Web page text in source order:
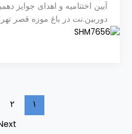
آیین اختتامیه و اهدای جوایز
دوربین.نت در باغ موزه قصر
۱ ۲